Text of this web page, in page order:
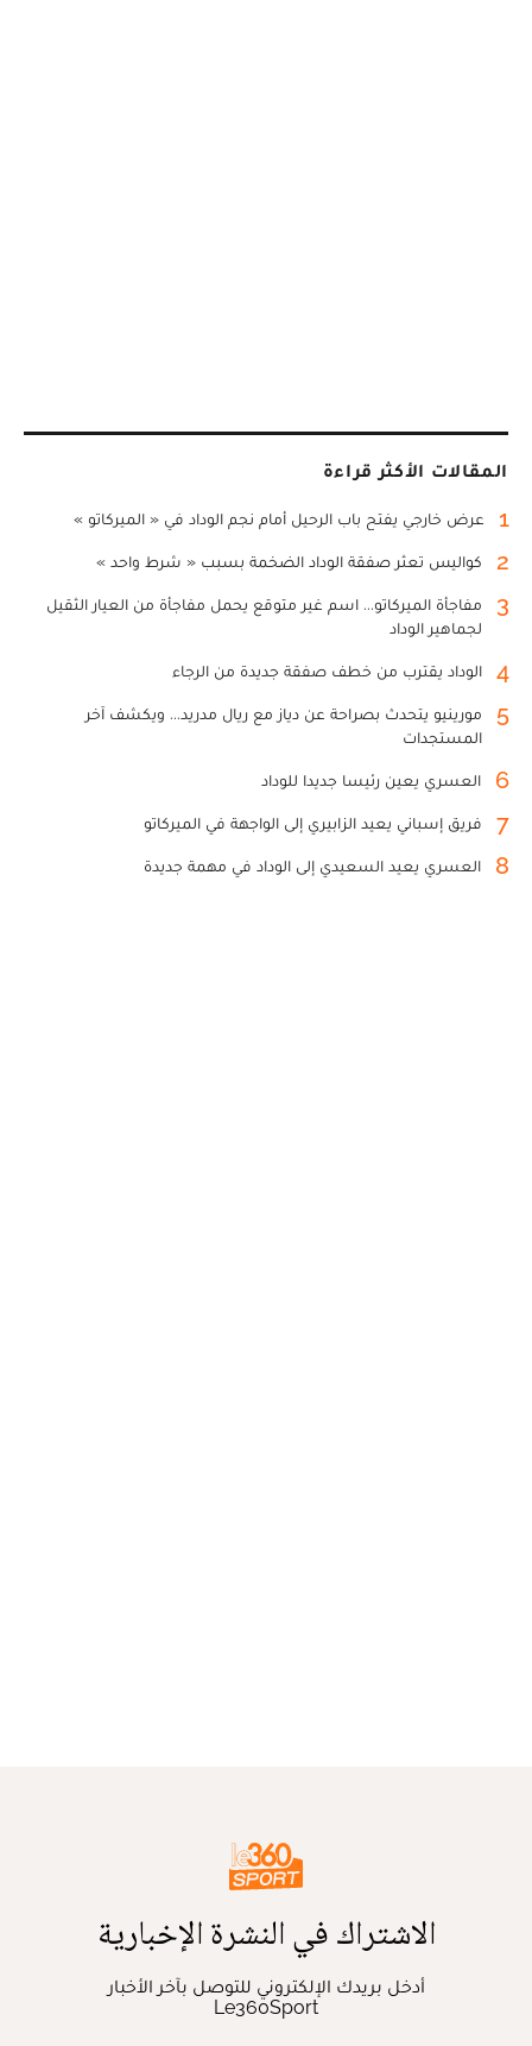
المقالات الأكثر قراءة
1 عرض خارجي يفتح باب الرحيل أمام نجم الوداد في « الميركاتو »
2 كواليس تعثر صفقة الوداد الضخمة بسبب « شرط واحد »
3
مفاجأة الميركاتو... اسم غير متوقع يحمل مفاجأة من العيار الثقيل
لجماهير الوداد
4 الوداد يقترب من خطف صفقة جديدة من الرجاء
5
مورينيو يتحدث بصراحة عن دياز مع ريال مدريد... ويكشف آخر
المستجدات
6 العسري يعين رئيسا جديدا للوداد
7 فريق إسباني يعيد الزابيري إلى الواجهة في الميركاتو
8 العسري يعيد السعيدي إلى الوداد في مهمة جديدة
الاشتراك في النشرة الإخبارية
أدخل بريدك الإلكتروني للتوصل بآخر الأخبار
Le360Sport